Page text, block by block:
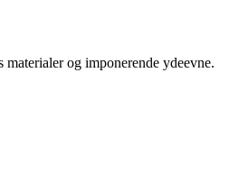
og imponerende ydeevne.